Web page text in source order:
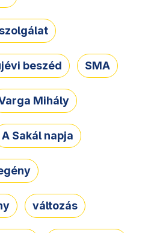
beszéd SMA
Mihály
A Sakál napja
változás